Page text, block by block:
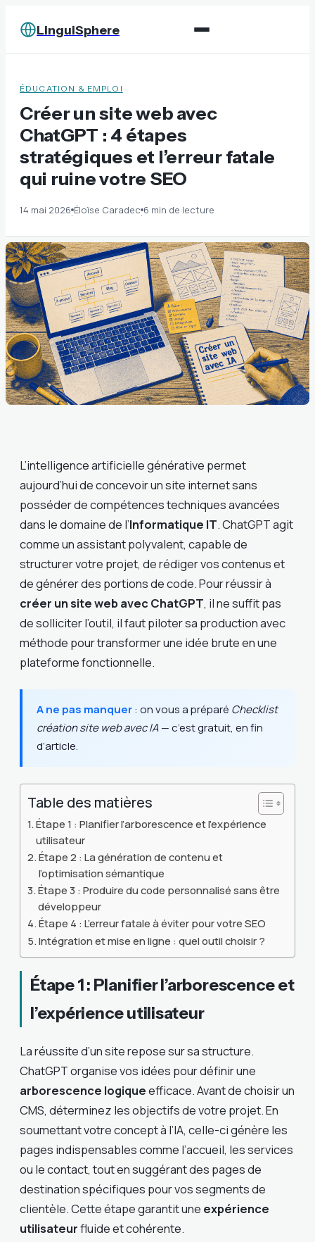
LinguiSphere
ÉDUCATION & EMPLOI
Créer un site web avec
ChatGPT : 4 étapes
stratégiques et l’erreur fatale
qui ruine votre SEO
14 mai 2026·Éloïse Caradec·6 min de lecture
L’intelligence artificielle générative permet
aujourd’hui de concevoir un site internet sans
posséder de compétences techniques avancées
dans le domaine de l’Informatique IT. ChatGPT agit
comme un assistant polyvalent, capable de
structurer votre projet, de rédiger vos contenus et
de générer des portions de code. Pour réussir à
créer un site web avec ChatGPT, il ne suffit pas
de solliciter l’outil, il faut piloter sa production avec
méthode pour transformer une idée brute en une
plateforme fonctionnelle.
A ne pas manquer: on vous a préparé Checklist
création site web avec IA— c’est gratuit, en fin
d’article.
Table des matières
Étape 1 : Planifier l’arborescence et l’expérience
utilisateur
Étape 2 : La génération de contenu et
l’optimisation sémantique
Étape 3 : Produire du code personnalisé sans être
développeur
Étape 4 : L’erreur fatale à éviter pour votre SEO
Intégration et mise en ligne : quel outil choisir ?
Étape 1 : Planifier l’arborescence et
l’expérience utilisateur
La réussite d’un site repose sur sa structure.
ChatGPT organise vos idées pour définir une
arborescence logiqueefficace. Avant de choisir un
CMS, déterminez les objectifs de votre projet. En
soumettant votre concept à l’IA, celle-ci génère les
pages indispensables comme l’accueil, les services
ou le contact, tout en suggérant des pages de
destination spécifiques pour vos segments de
clientèle. Cette étape garantit une expérience
utilisateurfluide et cohérente.